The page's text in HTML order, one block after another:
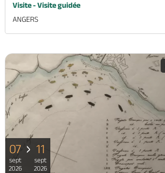
Visite - Visite guidée
ANGERS
07
sept
2026
11
sept
2026